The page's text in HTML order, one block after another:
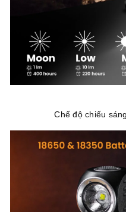
Chế độ chiếu